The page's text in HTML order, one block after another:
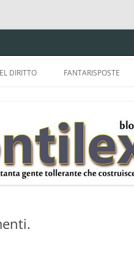
DIRITTO
DELLA LDA 633.
E
FANTARISPOSTE